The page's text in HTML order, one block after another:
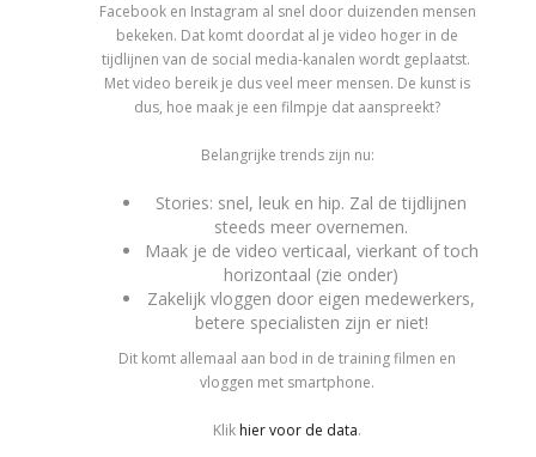
Facebook en Instagram al snel door duizenden mensen
bekeken. Dat komt doordat al je video hoger in de
tijdlijnen van de social media-kanalen wordt geplaatst.
Met video bereik je dus veel meer mensen. De kunst is
dus, hoe maak je een filmpje dat aanspreekt?
Belangrijke trends zijn nu:
Stories: snel, leuk en hip. Zal de tijdlijnen
steeds meer overnemen.
Maak je de video verticaal, vierkant of toch
horizontaal (zie onder)
Zakelijk vloggen door eigen medewerkers,
betere specialisten zijn er niet!
Dit komt allemaal aan bod in de training filmen en
vloggen met smartphone.
Klik hier voor de data.